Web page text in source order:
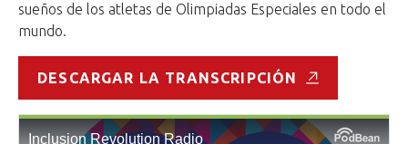
sueños de los atletas de Olimpiadas Especiales en todo el
mundo.
DESCARGAR LA TRANSCRIPCIÓN